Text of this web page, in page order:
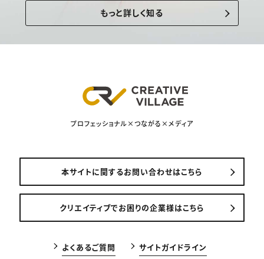
もっと詳しく知る
プロフェッショナル×つながる×メディア
本サイトに関するお問い合わせはこちら
クリエイティブでお困りの企業様はこちら
よくあるご質問 サイトガイドライン